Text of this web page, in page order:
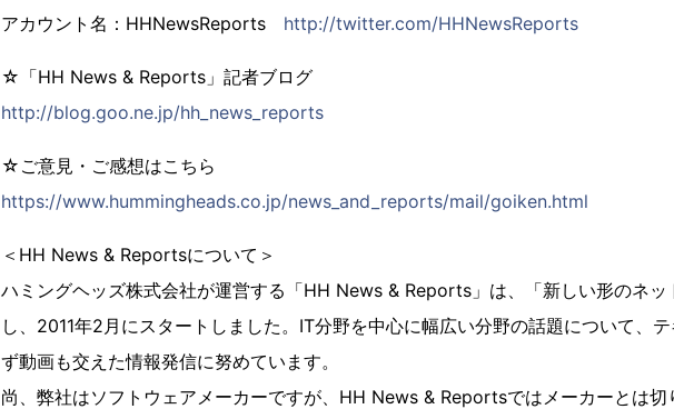
アカウント名：HHNewsReports http://twitter.com/HHNewsReports
☆「HH News & Reports」記者ブログ
http://blog.goo.ne.jp/hh_news_reports
☆ご意見・ご感想はこちら
https://www.hummingheads.co.jp/news_and_reports/mail/goiken.html
＜HH News & Reportsについて＞
ハミングヘッズ株式会社が運営する「HH News & Reports」は、「新しい形のネッ
し、2011年2月にスタートしました。IT分野を中心に幅広い分野の話題について、
ず動画も交えた情報発信に努めています。
尚、弊社はソフトウェアメーカーですが、HH News & Reportsではメーカーとは切